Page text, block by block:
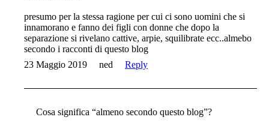
presumo per la stessa ragione per cui ci sono uomini che si
innamorano e fanno dei figli con donne che dopo la
separazione si rivelano cattive, arpie, squilibrate ecc..almebo
secondo i racconti di questo blog
23 Maggio 2019
ned Reply
Cosa significa “almeno secondo questo blog”?